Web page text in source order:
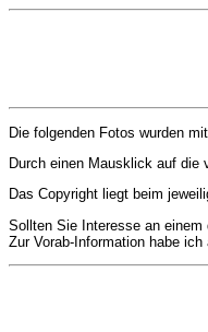
Die folgenden Fotos wurden
Durch einen Mausklick auf die
Das Copyright liegt beim
Sollten Sie Interesse an
Zur Vorab-Information habe ich